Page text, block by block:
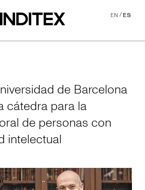
EN/ES
de Barcelona
cátedra para la
de personas con
intelectual